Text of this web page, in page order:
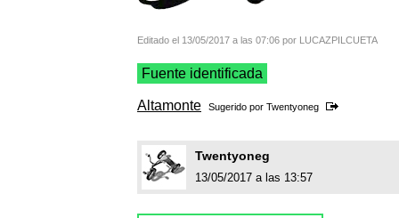
Editado el 13/05/2017 a las 07:06 por LUCAZPILCUETA
Fuente identificada
Altamonte Sugerido por Twentyoneg
Twentyoneg
13/05/2017 a las 13:57